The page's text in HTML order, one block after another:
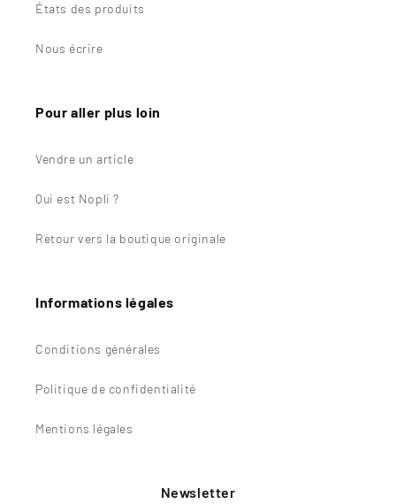
États des produits
Nous écrire
Pour aller plus loin
Vendre un article
Qui est Nopli ?
Retour vers la boutique originale
Informations légales
Conditions générales
Politique de confidentialité
Mentions légales
Newsletter